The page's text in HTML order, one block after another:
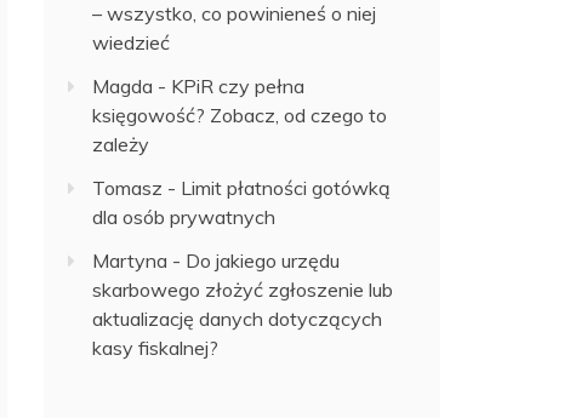
– wszystko, co powinieneś o niej
wiedzieć
Magda - KPiR czy pełna
księgowość? Zobacz, od czego to
zależy
Tomasz - Limit płatności gotówką
dla osób prywatnych
Martyna - Do jakiego urzędu
skarbowego złożyć zgłoszenie lub
aktualizację danych dotyczących
kasy fiskalnej?